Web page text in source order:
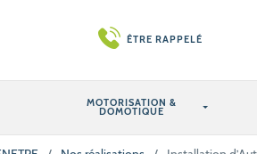
ÊTRE RAPPELÉ
MOTORISATION &
DOMOTIQUE